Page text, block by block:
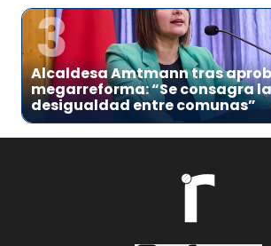
3
Alcaldesa Amtmann tras
megarreforma: “Se consagra la
desigualdad entre comunas”